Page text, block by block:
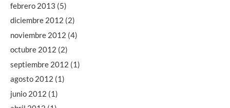
febrero 2013 (5)
diciembre 2012 (2)
noviembre 2012 (4)
octubre 2012 (2)
septiembre 2012 (1)
agosto 2012 (1)
junio 2012 (1)